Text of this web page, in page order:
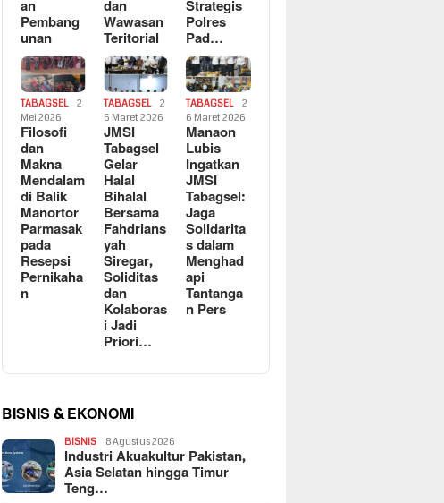
an
Pembang
unan
dan
Wawasan
Teritorial
Strategis
Polres
Pad…
TABAGSEL
2
Mei 2026
Filosofi
dan
Makna
Mendalam
di Balik
Manortor
Parmasak
pada
Resepsi
Pernikaha
n
TABAGSEL
2
6 Maret 2026
JMSI
Tabagsel
Gelar
Halal
Bihalal
Bersama
Fahdrians
yah
Siregar,
Soliditas
dan
Kolaboras
i Jadi
Priori…
TABAGSEL
2
6 Maret 2026
Manaon
Lubis
Ingatkan
JMSI
Tabagsel:
Jaga
Solidarita
s dalam
Menghad
api
Tantanga
n Pers
BISNIS & EKONOMI
BISNIS 8 Agustus 2026
Industri Akuakultur Pakistan,
Asia Selatan hingga Timur
Teng…